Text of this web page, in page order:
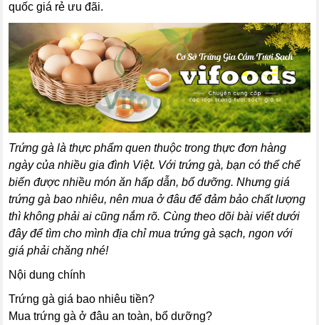
quốc giá rẻ ưu đãi.
Trứng gà là thực phẩm quen thuộc trong thực đơn hàng
ngày của nhiều gia đình Việt. Với trứng gà, bạn có thể chế
biến được nhiều món ăn hấp dẫn, bổ dưỡng. Nhưng giá
trứng gà bao nhiêu, nên mua ở đâu để đảm bảo chất lượng
thì không phải ai cũng nắm rõ. Cùng theo dõi bài viết dưới
đây để tìm cho mình địa chỉ mua trứng gà sạch, ngon với
giá phải chăng nhé!
Nội dung chính
Trứng gà giá bao nhiêu tiền?
Mua trứng gà ở đâu an toàn, bổ dưỡng?